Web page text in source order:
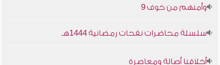
وأمنهم من خوف 9
سلسلة محاضرات نفحات رمضانية 1444هـ
أخلاقنا أصالة ومعاصرة